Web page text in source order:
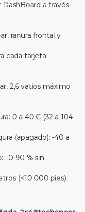
a través
ranura frontal y
cada tarjeta
2,6 vatios máximo
0 a 40 C (32 a 104
(apagado): -40 a
10-90 % sin
(<10 000 pies)